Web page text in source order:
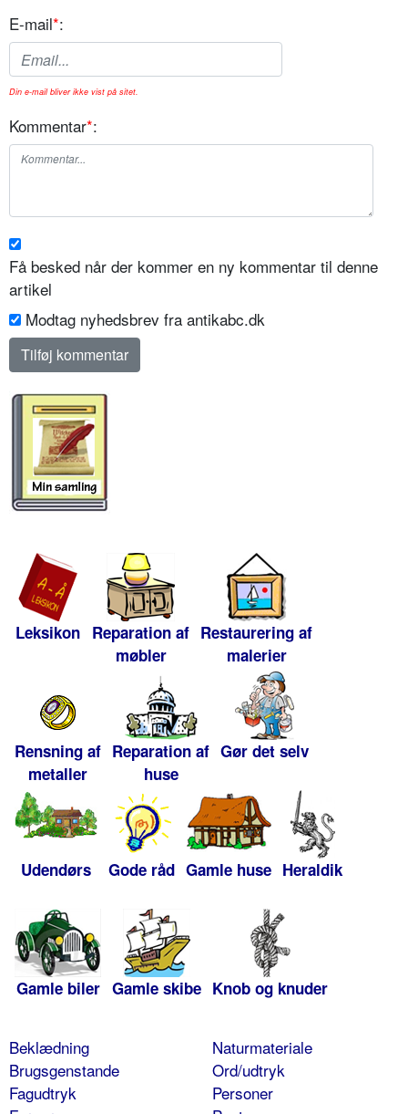
E-mail*:
Din e-mail bliver ikke vist på sitet.
Kommentar*:
Få besked når der kommer en ny kommentar til denne
artikel
Modtag nyhedsbrev fra antikabc.dk
Leksikon Reparation af
møbler
Restaurering af
malerier
Rensning af
metaller
Reparation af
huse
Gør det selv
Udendørs Gode råd Gamle huse Heraldik
Gamle biler Gamle skibe Knob og knuder
Beklædning
Brugsgenstande
Fagudtryk
Naturmateriale
Ord/udtryk
Personer